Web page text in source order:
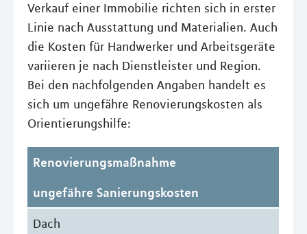
Verkauf einer Immobilie richten sich in erster
Linie nach Ausstattung und Materialien. Auch
die Kosten für Handwerker und Arbeitsgeräte
variieren je nach Dienstleister und Region.
Bei den nachfolgenden Angaben handelt es
sich um ungefähre Renovierungskosten als
Orientierungshilfe:
Renovierungsmaßnahme
ungefähre Sanierungskosten
Dach